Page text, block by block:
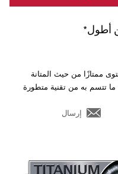
أطول*
ممتازًا من حيث المتانة
ما تتسم به من تقنية متطورة
إرسال